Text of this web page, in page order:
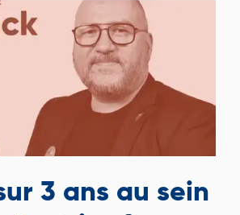
3 ans au sein